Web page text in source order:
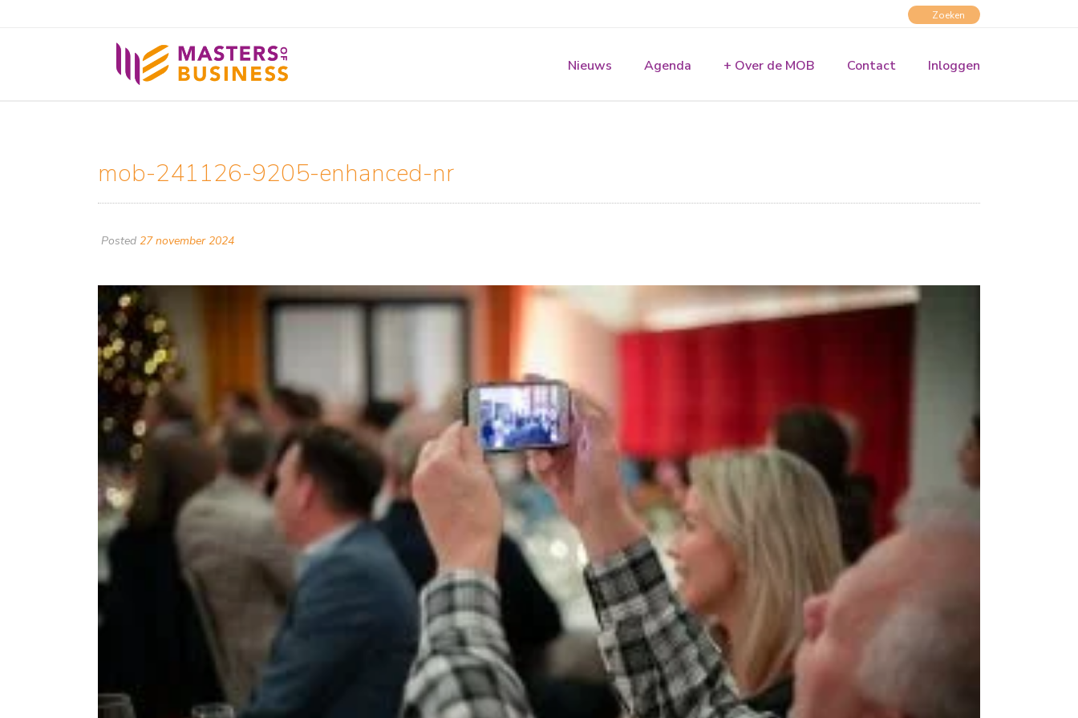
Nieuws Agenda + Over de MOB Contact Inloggen
mob-241126-9205-enhanced-nr
Posted 27 november 2024